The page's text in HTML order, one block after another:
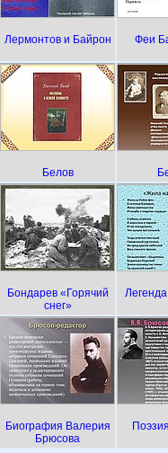
Лермонтов и Байрон Феи
Белов
Бондарев «Горячий
снег»
Биография Валерия
Брюсова